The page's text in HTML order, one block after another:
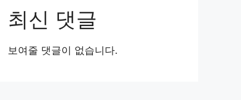
최신 댓글
보여줄 댓글이 없습니다.